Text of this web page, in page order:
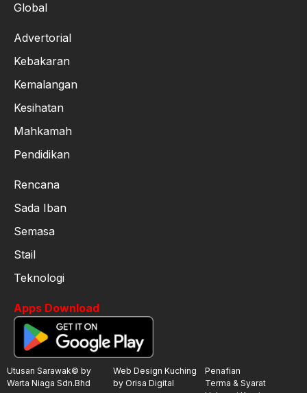
Global
Advertorial
Kebakaran
Kemalangan
Kesihatan
Mahkamah
Pendidikan
Rencana
Sada Iban
Semasa
Stail
Teknologi
Apps Download
Utusan Sarawak© by
Warta Niaga Sdn.Bhd
Web Design Kuching
by Orisa Digital
Penafian
Terma & Syarat